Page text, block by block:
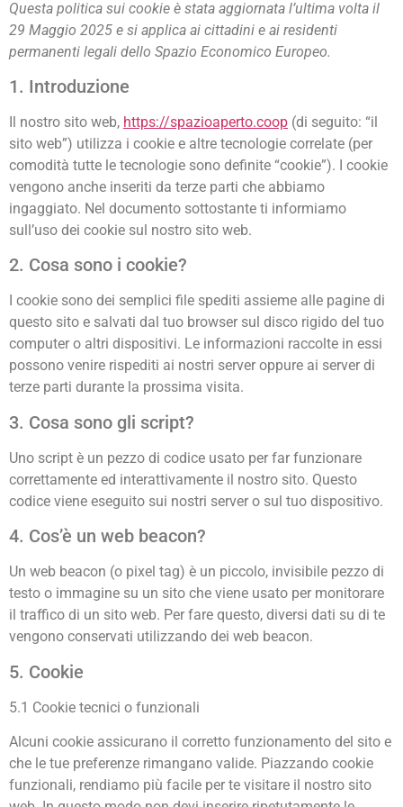
Questa politica sui cookie è stata aggiornata l’ultima volta il
29 Maggio 2025 e si applica ai cittadini e ai residenti
permanenti legali dello Spazio Economico Europeo.
1. Introduzione
Il nostro sito web, https://spazioaperto.coop (di seguito: “il
sito web”) utilizza i cookie e altre tecnologie correlate (per
comodità tutte le tecnologie sono definite “cookie”). I cookie
vengono anche inseriti da terze parti che abbiamo
ingaggiato. Nel documento sottostante ti informiamo
sull’uso dei cookie sul nostro sito web.
2. Cosa sono i cookie?
I cookie sono dei semplici file spediti assieme alle pagine di
questo sito e salvati dal tuo browser sul disco rigido del tuo
computer o altri dispositivi. Le informazioni raccolte in essi
possono venire rispediti ai nostri server oppure ai server di
terze parti durante la prossima visita.
3. Cosa sono gli script?
Uno script è un pezzo di codice usato per far funzionare
correttamente ed interattivamente il nostro sito. Questo
codice viene eseguito sui nostri server o sul tuo dispositivo.
4. Cos’è un web beacon?
Un web beacon (o pixel tag) è un piccolo, invisibile pezzo di
testo o immagine su un sito che viene usato per monitorare
il traffico di un sito web. Per fare questo, diversi dati su di te
vengono conservati utilizzando dei web beacon.
5. Cookie
5.1 Cookie tecnici o funzionali
Alcuni cookie assicurano il corretto funzionamento del sito e
che le tue preferenze rimangano valide. Piazzando cookie
funzionali, rendiamo più facile per te visitare il nostro sito